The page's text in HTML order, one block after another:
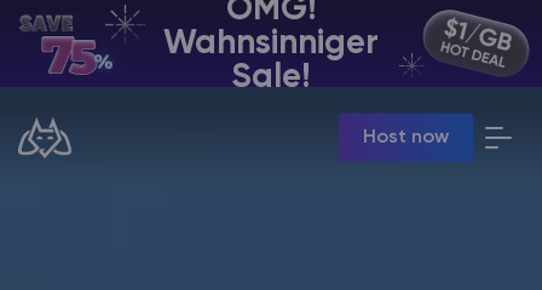
OMG!
Wahnsinniger
Sale!
Host now
DE | USD
Manage your servers & payments